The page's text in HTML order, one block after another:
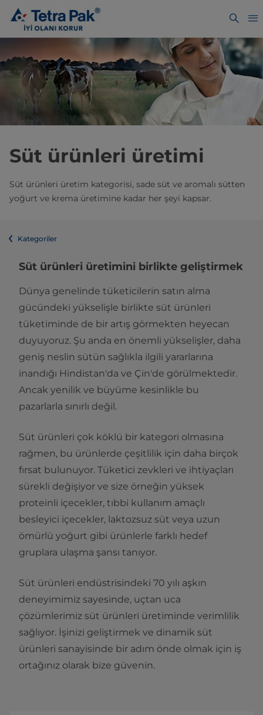
Süt ürünleri üretimi
Süt ürünleri üretim kategorisi, sade süt ve aromalı sütten
yoğurt ve krema üretimine kadar her şeyi kapsar.
Kategoriler
Süt ürünleri üretimini birlikte geliştirmek
Dünya genelinde tüketicilerin satın alma
gücündeki yükselişle birlikte süt ürünleri
tüketiminde de bir artış görmekten heyecan
duyuyoruz. Şu anda en önemli yükselişler, daha
geniş neslin sütün sağlıkla ilgili yararlarına
inandığı Hindistan'da ve Çin'de görülmektedir.
Ancak yenilik ve büyüme kesinlikle bu
pazarlarla sınırlı değil.
Süt ürünleri çok köklü bir kategori olmasına
rağmen, bu ürünlerde çeşitlilik için daha birçok
fırsat bulunuyor. Tüketici zevkleri ve ihtiyaçları
sürekli değişiyor ve size örneğin yüksek
proteinli içecekler, tıbbi kullanım amaçlı
besleyici içecekler, laktozsuz süt veya uzun
ömürlü yoğurt gibi ürünlerle farklı hedef
gruplara ulaşma şansı tanıyor.
Süt ürünleri endüstrisindeki 70 yılı aşkın
deneyimimiz sayesinde, uçtan uca
çözümlerimiz süt ürünleri üretiminde verimlilik
sağlıyor. İşinizi geliştirmek ve dinamik süt
ürünleri sanayisinde bir adım önde olmak için iş
ortağınız olarak bize güvenin.